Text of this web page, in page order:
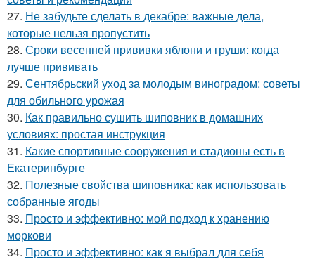
27. Не забудьте сделать в декабре: важные дела,
которые нельзя пропустить
28. Сроки весенней прививки яблони и груши: когда
лучше прививать
29. Сентябрьский уход за молодым виноградом: советы
для обильного урожая
30. Как правильно сушить шиповник в домашних
условиях: простая инструкция
31. Какие спортивные сооружения и стадионы есть в
Екатеринбурге
32. Полезные свойства шиповника: как использовать
собранные ягоды
33. Просто и эффективно: мой подход к хранению
моркови
34. Просто и эффективно: как я выбрал для себя